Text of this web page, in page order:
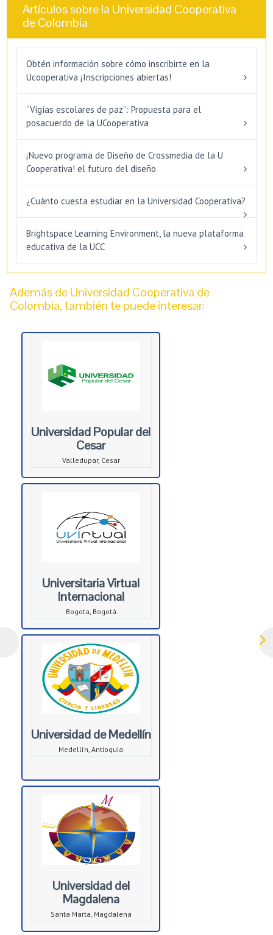
Artículos sobre la Universidad Cooperativa
de Colombia
Obtén información sobre cómo inscribirte en la
Ucooperativa ¡Inscripciones abiertas!
“Vigías escolares de paz”: Propuesta para el
posacuerdo de la UCooperativa
¡Nuevo programa de Diseño de Crossmedia de la U
Cooperativa! el futuro del diseño
¿Cuánto cuesta estudiar en la Universidad Cooperativa?
Brightspace Learning Environment, la nueva plataforma
educativa de la UCC
Además de Universidad Cooperativa de
Colombia, también te puede interesar:
Universidad Popular del
Cesar
Valledupar, Cesar
Universitaria Virtual
Internacional
Bogota, Bogotá
Universidad de Medellín
Medellín, Antioquia
Universidad del
Magdalena
Santa Marta, Magdalena